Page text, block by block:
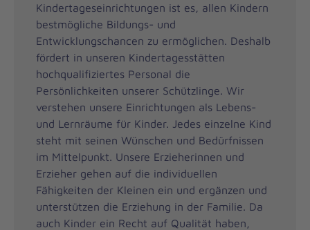
Kindertageseinrichtungen ist es, allen Kindern
bestmögliche Bildungs- und
Entwicklungschancen zu ermöglichen. Deshalb
fördert in unseren Kindertagesstätten
hochqualifiziertes Personal die
Persönlichkeiten unserer Schützlinge. Wir
verstehen unsere Einrichtungen als Lebens-
und Lernräume für Kinder. Jedes einzelne Kind
steht mit seinen Wünschen und Bedürfnissen
im Mittelpunkt. Unsere Erzieherinnen und
Erzieher gehen auf die individuellen
Fähigkeiten der Kleinen ein und ergänzen und
unterstützen die Erziehung in der Familie. Da
auch Kinder ein Recht auf Qualität haben,